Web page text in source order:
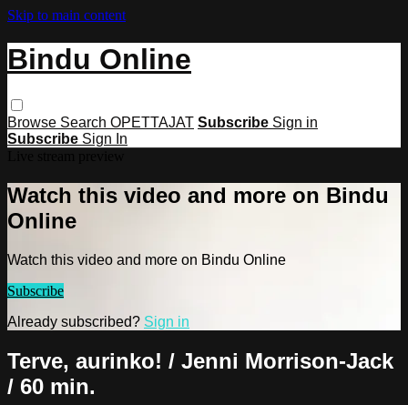
Skip to main content
Bindu Online
Browse Search OPETTAJAT Subscribe Sign in
Subscribe Sign In
Watch this video and more on Bindu
Online
Watch this video and more on Bindu Online
Subscribe
Already subscribed? Sign in
Terve, aurinko! / Jenni Morrison-Jack
/ 60 min.